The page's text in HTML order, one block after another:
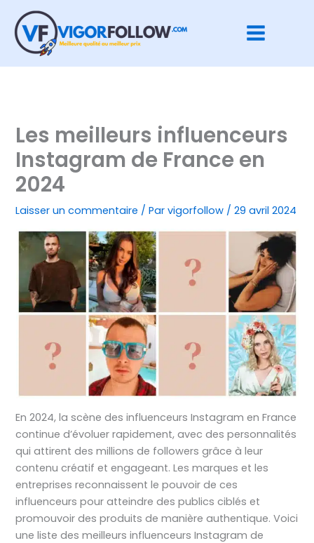
contenu
Les meilleurs influenceurs
Instagram de France en
2024
Laisser un commentaire / Parvigorfollow /29 avril 2024
En 2024, la scène des influenceurs Instagram en France
continue d’évoluer rapidement, avec des personnalités
qui attirent des millions de followers grâce à leur
contenu créatif et engageant. Les marques et les
entreprises reconnaissent le pouvoir de ces
influenceurs pour atteindre des publics ciblés et
promouvoir des produits de manière authentique. Voici
une liste des meilleurs influenceurs Instagram de